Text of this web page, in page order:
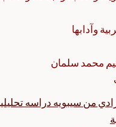
وآدابها
محمد سلمان
من سيبويه دراسه